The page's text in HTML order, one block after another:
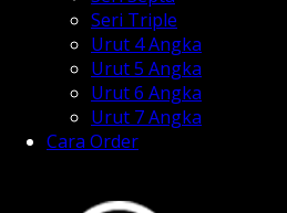
Seri Triple
Urut 4 Angka
Urut 5 Angka
Urut 6 Angka
Urut 7 Angka
Cara Order